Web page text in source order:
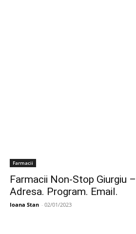
Farmacii
Farmacii Non-Stop Giurgiu
Adresa. Program. Email.
Ioana Stan - 02/01/2023